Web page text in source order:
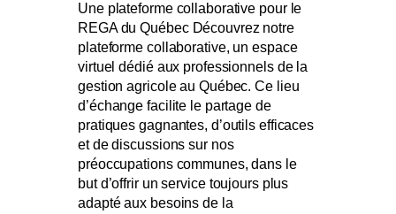
Une plateforme collaborative pour le
REGA du Québec Découvrez notre
plateforme collaborative, un espace
virtuel dédié aux professionnels de la
gestion agricole au Québec. Ce lieu
d’échange facilite le partage de
pratiques gagnantes, d’outils efficaces
et de discussions sur nos
préoccupations communes, dans le
but d’offrir un service toujours plus
adapté aux besoins de la